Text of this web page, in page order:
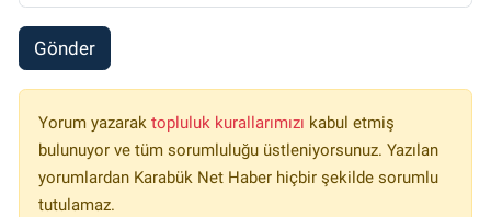
Gönder
Yorum yazarak topluluk kurallarımızı kabul etmiş
bulunuyor ve tüm sorumluluğu üstleniyorsunuz. Yazılan
yorumlardan Karabük Net Haber hiçbir şekilde sorumlu
tutulamaz.